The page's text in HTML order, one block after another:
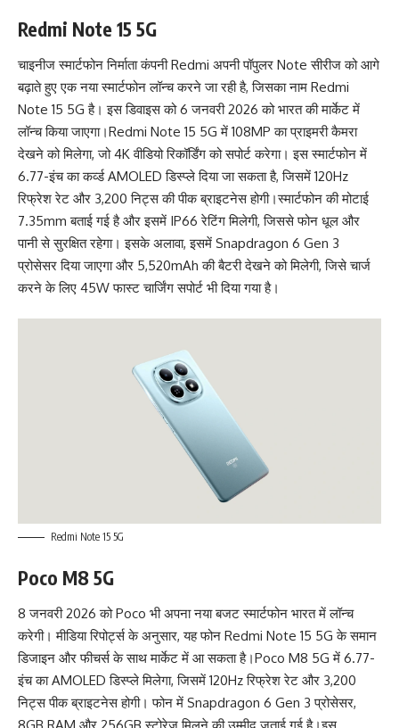
Redmi Note 15 5G
चाइनीज स्मार्टफोन निर्माता कंपनी Redmi अपनी पॉपुलर Note सीरीज को आगे
बढ़ाते हुए एक नया स्मार्टफोन लॉन्च करने जा रही है, जिसका नाम Redmi
Note 15 5G है। इस डिवाइस को 6 जनवरी 2026 को भारत की मार्केट में
लॉन्च किया जाएगा।Redmi Note 15 5G में 108MP का प्राइमरी कैमरा
देखने को मिलेगा, जो 4K वीडियो रिकॉर्डिंग को सपोर्ट करेगा। इस स्मार्टफोन में
6.77-इंच का कर्व्ड AMOLED डिस्प्ले दिया जा सकता है, जिसमें 120Hz
रिफ्रेश रेट और 3,200 निट्स की पीक ब्राइटनेस होगी।स्मार्टफोन की मोटाई
7.35mm बताई गई है और इसमें IP66 रेटिंग मिलेगी, जिससे फोन धूल और
पानी से सुरक्षित रहेगा। इसके अलावा, इसमें Snapdragon 6 Gen 3
प्रोसेसर दिया जाएगा और 5,520mAh की बैटरी देखने को मिलेगी, जिसे चार्ज
करने के लिए 45W फास्ट चार्जिंग सपोर्ट भी दिया गया है।
Redmi Note 15 5G
Poco M8 5G
8 जनवरी 2026 कोPoco भी अपना नया बजट स्मार्टफोन भारत में लॉन्च
करेगी। मीडिया रिपोर्ट्स के अनुसार, यह फोन Redmi Note 15 5G के समान
डिजाइन और फीचर्स के साथ मार्केट में आ सकता है।Poco M8 5G में 6.77-
इंच का AMOLED डिस्प्ले मिलेगा, जिसमें 120Hz रिफ्रेश रेट और 3,200
निट्स पीक ब्राइटनेस होगी। फोन में Snapdragon 6 Gen 3 प्रोसेसर,
8GB RAM और 256GB स्टोरेज मिलने की उम्मीद जताई गई है।इस